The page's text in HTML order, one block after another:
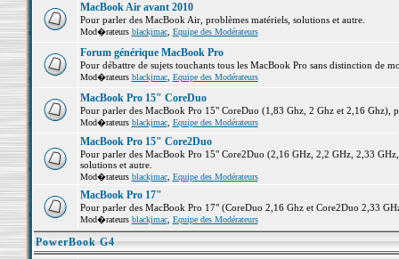
MacBook Air avant 2010
Pour parler des MacBook Air, problèmes matériels, solutions et autre.
Mod�rateurs blackjmac, Equipe des Modérateurs
Forum générique MacBook Pro
Pour débattre de sujets touchants tous les MacBook Pro sans distinction de
Mod�rateurs blackjmac, Equipe des Modérateurs
MacBook Pro 15" CoreDuo
Pour parler des MacBook Pro 15" CoreDuo (1,83 Ghz, 2 Ghz et 2,16 Ghz),
Mod�rateurs blackjmac, Equipe des Modérateurs
MacBook Pro 15" Core2Duo
Pour parler des MacBook Pro 15" Core2Duo (2,16 GHz, 2,2 GHz, 2,33
solutions et autre.
Mod�rateurs blackjmac, Equipe des Modérateurs
MacBook Pro 17"
Pour parler des MacBook Pro 17" (CoreDuo 2,16 Ghz et Core2Duo 2,33
Mod�rateurs blackjmac, Equipe des Modérateurs
PowerBook G4